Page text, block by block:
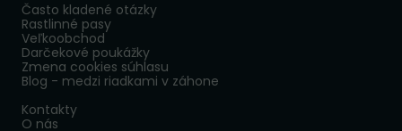
Často kladené otázky
Rastlinné pasy
Veľkoobchod
Darčekové poukážky
Zmena cookies súhlasu
Blog - medzi riadkami v záhone
Kontakty
O nás